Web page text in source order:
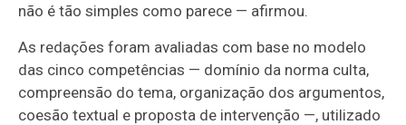
não é tão simples como parece — afirmou.
As redações foram avaliadas com base no modelo
das cinco competências — domínio da norma culta,
compreensão do tema, organização dos argumentos,
coesão textual e proposta de intervenção —, utilizado